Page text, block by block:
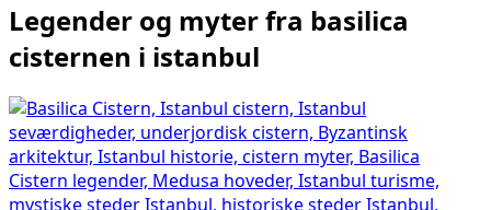
Legender og myter fra basilica
cisternen i istanbul